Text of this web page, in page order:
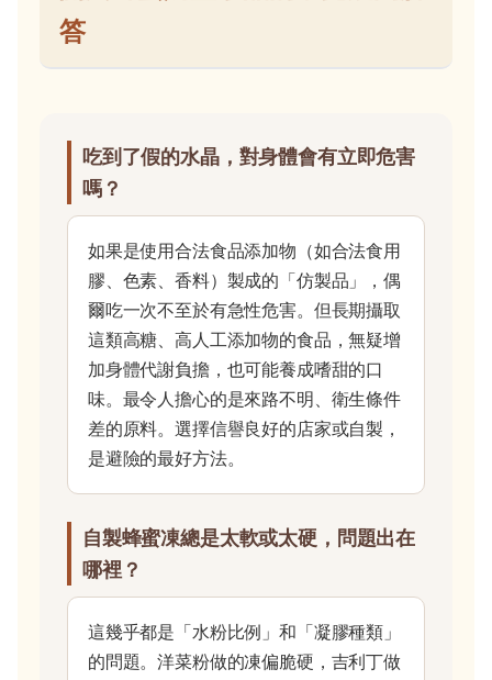
答
吃到了假的水晶，對身體會有立即危害
嗎？
如果是使用合法食品添加物（如合法食用
膠、色素、香料）製成的「仿製品」，偶
爾吃一次不至於有急性危害。但長期攝取
這類高糖、高人工添加物的食品，無疑增
加身體代謝負擔，也可能養成嗜甜的口
味。最令人擔心的是來路不明、衛生條件
差的原料。選擇信譽良好的店家或自製，
是避險的最好方法。
自製蜂蜜凍總是太軟或太硬，問題出在
哪裡？
這幾乎都是「水粉比例」和「凝膠種類」
的問題。洋菜粉做的凍偏脆硬，吉利丁做